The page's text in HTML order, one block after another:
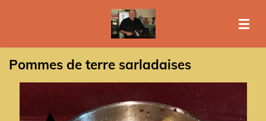
Pommes de terre sarladaises